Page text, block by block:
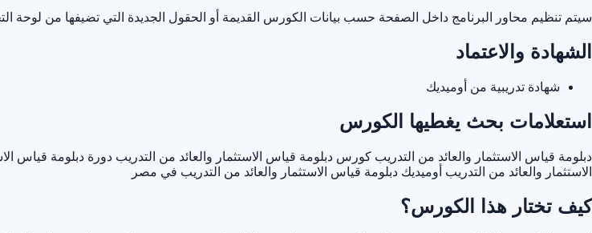
سيتم تنظيم محاور البرنامج داخل الصفحة حسب بيانات الكورس القديمة أو الحقول الجديدة التي تضيفها من لوحة
الشهادة والاعتماد
شهادة تدريبية من أوميديك
استعلامات بحث يغطيها الكورس
دبلومة قياس الاستثمار والعائد من التدريب كورس دبلومة قياس الاستثمار والعائد من التدريب دورة دبلومة قياس
الاستثمار والعائد من التدريب أوميديك دبلومة قياس الاستثمار والعائد من التدريب في مصر
كيف تختار هذا الكورس؟